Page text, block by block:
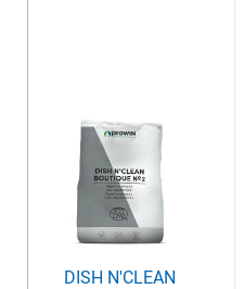
DISH N'CLEAN